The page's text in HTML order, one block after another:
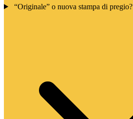
“Originale” o nuova stampa di pregio?